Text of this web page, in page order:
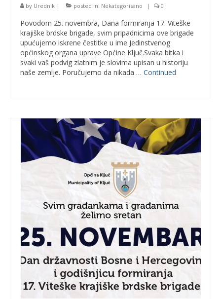
by Urednik | posted in: Nekategorisano | 0
Povodom 25. novembra, Dana formiranja 17. Viteške
krajiške brdske brigade, svim pripadnicima ove brigade
upućujemo iskrene čestitke u ime Jedinstvenog
općinskog organa uprave Općine Ključ.Svaka bitka i
svaki vaš podvig zlatnim je slovima upisan u historiju
naše zemlje. Poručujemo da nikada … Continued